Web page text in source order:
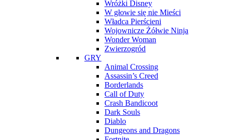
Wróżki Disney
W głowie się nie Mieści
Władca Pierścieni
Wojownicze Żółwie Ninja
Wonder Woman
Zwierzogród
GRY
Animal Crossing
Assassin’s Creed
Borderlands
Call of Duty
Crash Bandicoot
Dark Souls
Diablo
Dungeons and Dragons